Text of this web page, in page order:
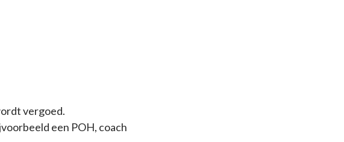
vergoed.
een POH, coach